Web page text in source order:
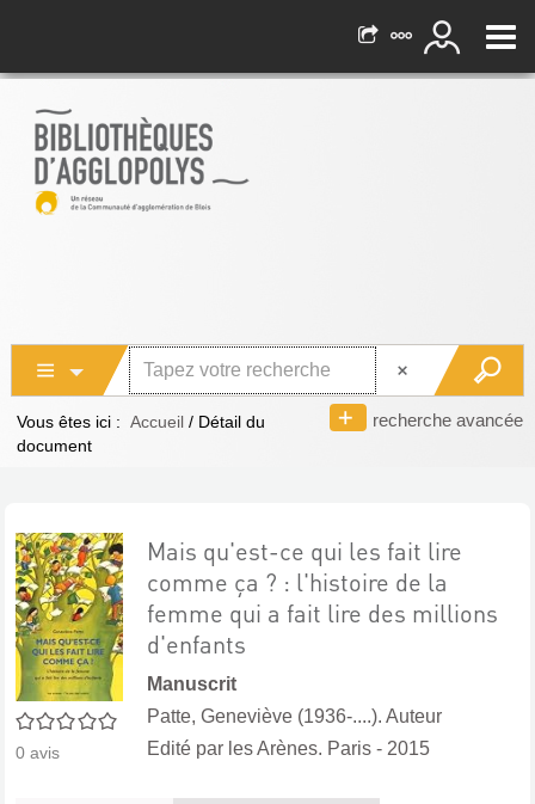
recherche avancée
Vous êtes ici : Accueil / Détail du
document
0/5
0 avis
Mais qu'est-ce qui les fait lire
comme ça ? : l'histoire de la
femme qui a fait lire des millions
d'enfants
Manuscrit
Patte, Geneviève (1936-....). Auteur
Edité par les Arènes. Paris - 2015